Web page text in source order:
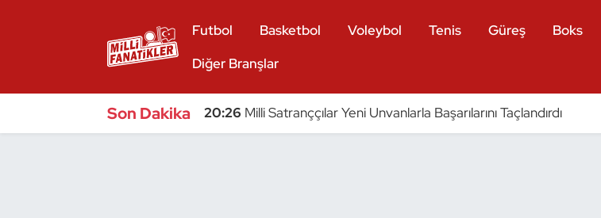
Futbol Basketbol Voleybol Tenis Güreş Boks
Diğer Branşlar
Son Dakika 20:26 Milli Satranççılar Yeni Unvanlarla Başarılarını Taçlandırdı